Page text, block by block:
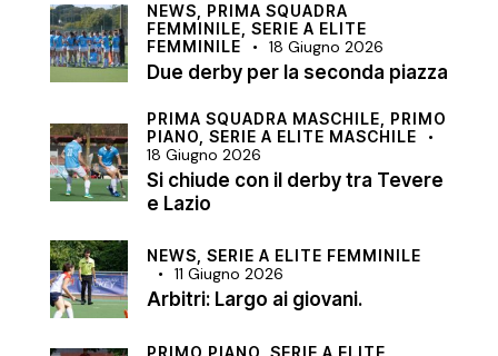
NEWS, PRIMA SQUADRA
FEMMINILE, SERIE A ELITE
FEMMINILE
18 Giugno 2026
Due derby per la seconda piazza
PRIMA SQUADRA MASCHILE, PRIMO
PIANO, SERIE A ELITE MASCHILE
18 Giugno 2026
Si chiude con il derby tra Tevere
e Lazio
NEWS, SERIE A ELITE FEMMINILE
11 Giugno 2026
Arbitri: Largo ai giovani.
PRIMO PIANO, SERIE A ELITE